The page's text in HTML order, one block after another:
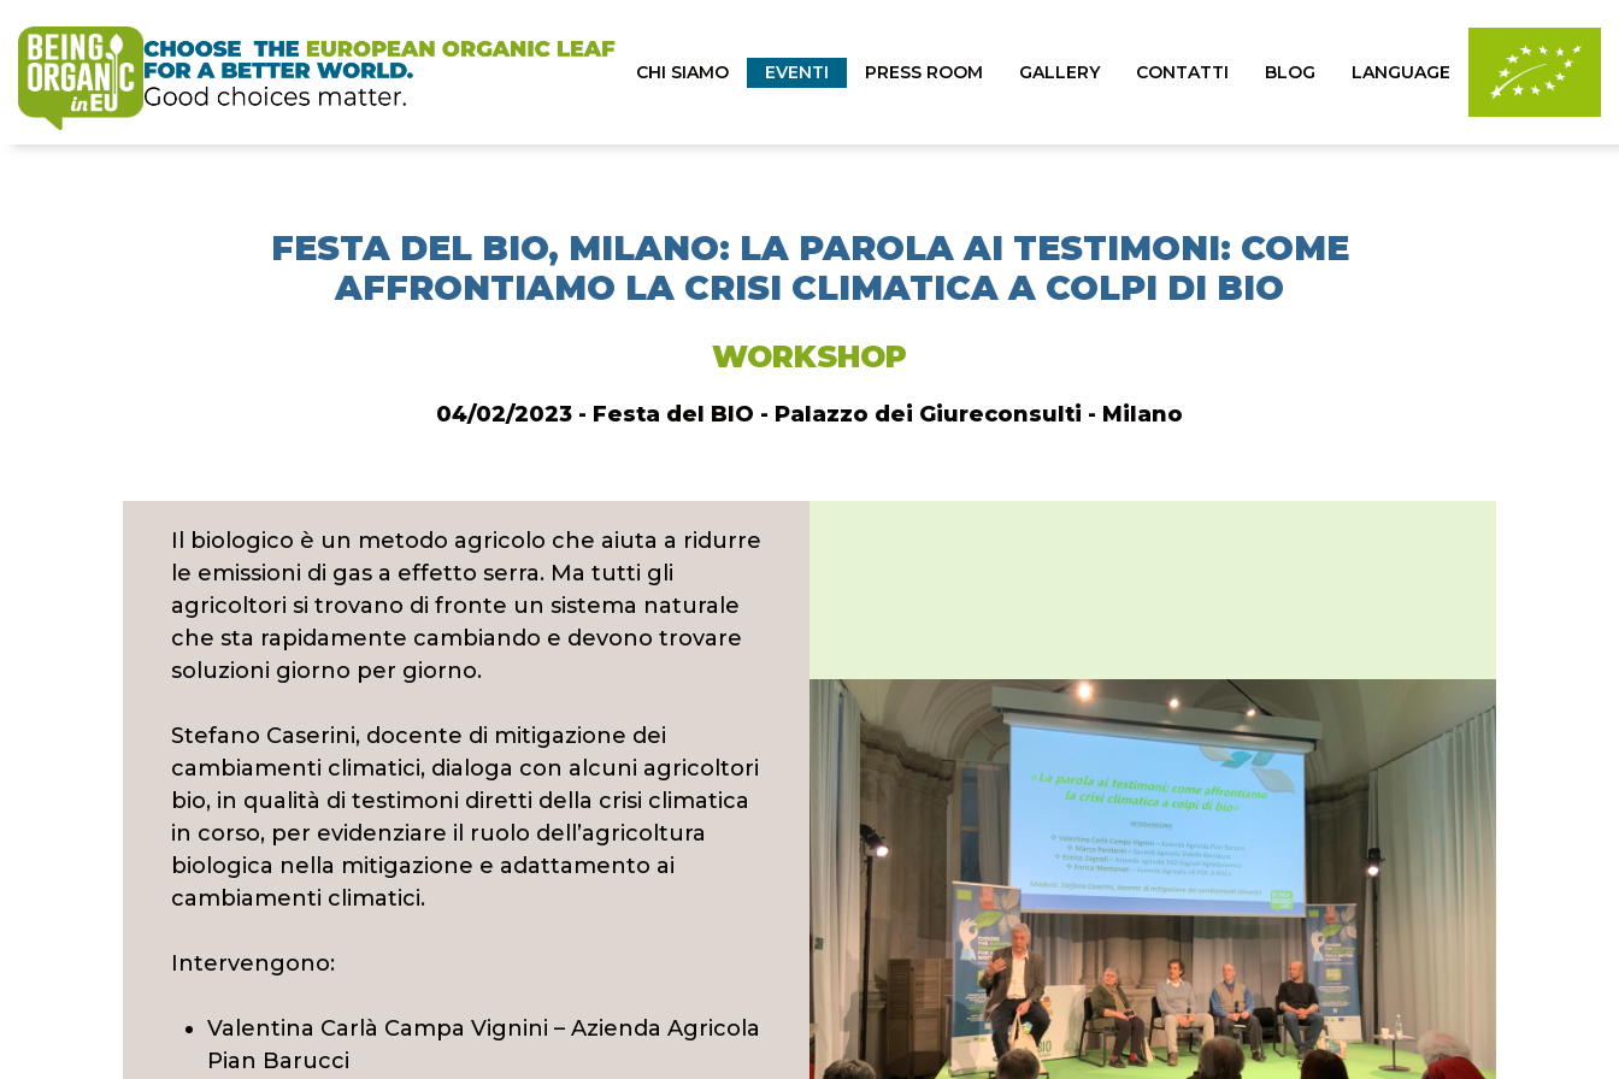
CHI SIAMO EVENTI PRESS ROOM GALLERY CONTATTI BLOG LANGUAGE
FESTA DEL BIO, MILANO: LA PAROLA AI TESTIMONI: COME
AFFRONTIAMO LA CRISI CLIMATICA A COLPI DI BIO
WORKSHOP
04/02/2023 - Festa del BIO - Palazzo dei Giureconsulti - Milano
Il biologico è un metodo agricolo che aiuta a ridurre
le emissioni di gas a effetto serra. Ma tutti gli
agricoltori si trovano di fronte un sistema naturale
che sta rapidamente cambiando e devono trovare
soluzioni giorno per giorno.
Stefano Caserini, docente di mitigazione dei
cambiamenti climatici, dialoga con alcuni agricoltori
bio, in qualità di testimoni diretti della crisi climatica
in corso, per evidenziare il ruolo dell’agricoltura
biologica nella mitigazione e adattamento ai
cambiamenti climatici.
Intervengono:
Valentina Carlà Campa Vignini – Azienda Agricola
Pian Barucci